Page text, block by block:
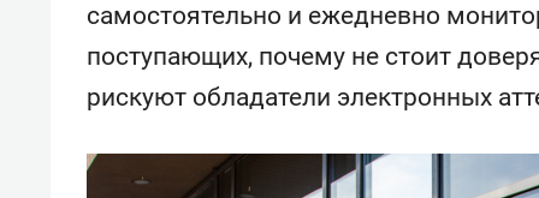
самостоятельно и ежедневно
поступающих, почему не стоит
рискуют обладатели электронных